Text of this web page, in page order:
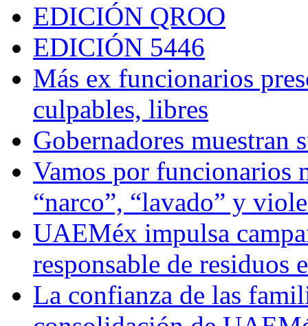
EDICIÓN QROO
EDICIÓN 5446
Más ex funcionarios
culpables, libres
Gobernadores muestran
Vamos por funcionarios
“narco”, “lavado” y
UAEMéx impulsa
responsable de residuos
La confianza de las